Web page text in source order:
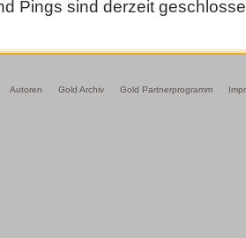
Pings sind derzeit
Autoren Gold Archiv Gold Partnerprogramm